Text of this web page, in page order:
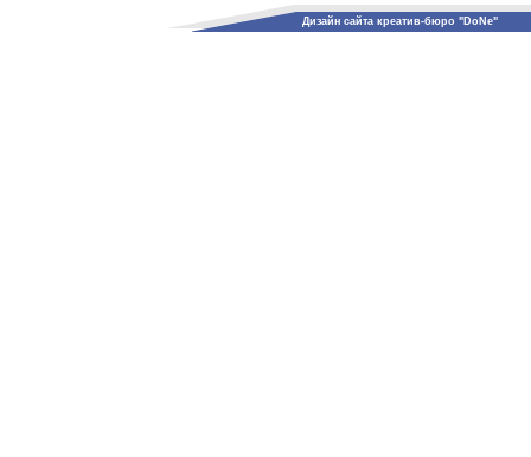
Дизайн сайта креатив-бюро "DoNe"